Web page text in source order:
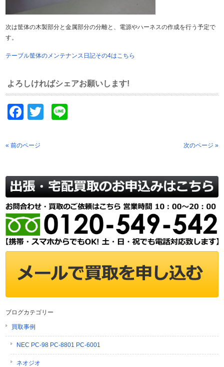
次は筐体の木製部分と金属部分の分離と、電源やハーネスの作成を行う予定で
す。
テーブル筐体のメンテナンス日記その4はこちら
よろしければシェアお願いします!
Facebook
Twitter
« 前のページ 次のページ »
ブログカテゴリー
買取事例
NEC PC-98 PC-8801 PC-6001
ネオジオ